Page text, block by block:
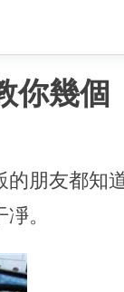
你幾
朋友都知
。